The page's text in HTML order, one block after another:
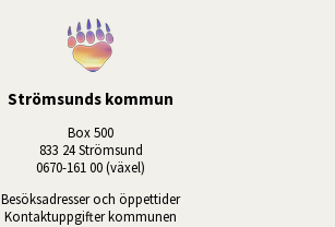
Strömsunds kommun
Box 500
833 24 Strömsund
0670-161 00 (växel)
Besöksadresser och öppettider
Kontaktuppgifter kommunen